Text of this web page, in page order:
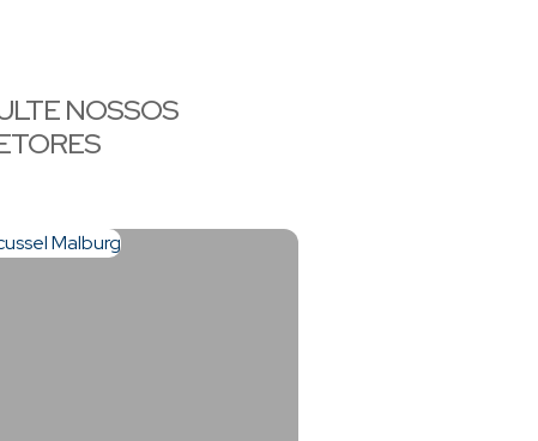
NOSSOS